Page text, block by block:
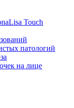
Touch
патологий
на лице